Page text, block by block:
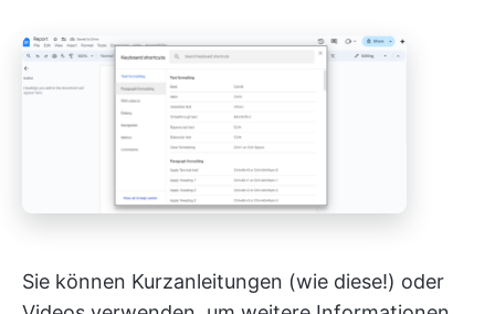
Sie können Kurzanleitungen (wie diese!) oder